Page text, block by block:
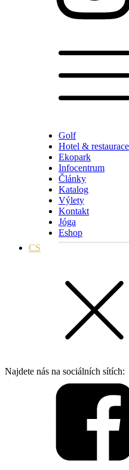
Golf
Hotel & restaurace
Ekopark
Infocentrum
Články
Katalog
Výlety
Kontakt
Jóga
Eshop
CS
Najdete nás na sociálních sítích: